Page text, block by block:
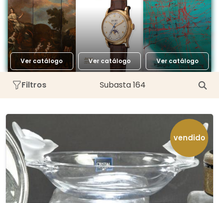
Ver catálogo Ver catálogo Ver catálogo
Filtros Subasta 164
vendido